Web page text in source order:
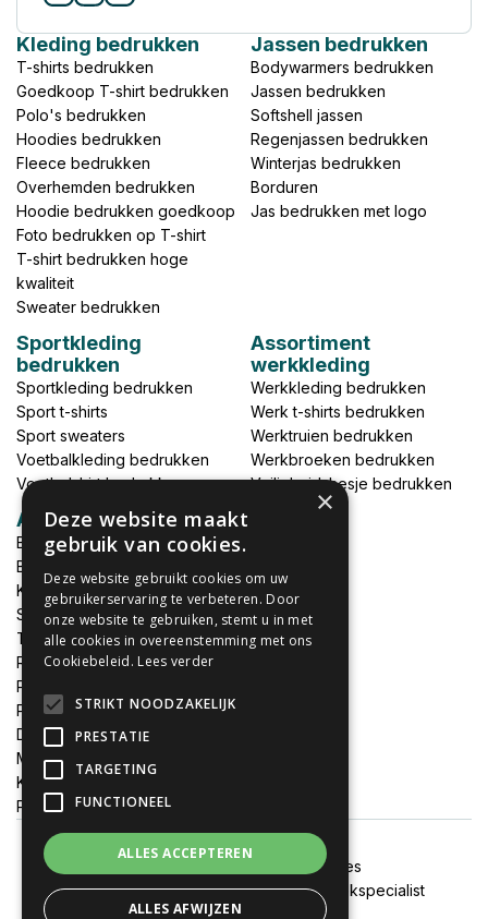
Kleding bedrukken
T-shirts bedrukken
Goedkoop T-shirt bedrukken
Polo's bedrukken
Hoodies bedrukken
Fleece bedrukken
Overhemden bedrukken
Hoodie bedrukken goedkoop
Foto bedrukken op T-shirt
T-shirt bedrukken hoge
kwaliteit
Sweater bedrukken
Jassen bedrukken
Bodywarmers bedrukken
Jassen bedrukken
Softshell jassen
Regenjassen bedrukken
Winterjas bedrukken
Borduren
Jas bedrukken met logo
Sportkleding
bedrukken
Sportkleding bedrukken
Sport t-shirts
Sport sweaters
Voetbalkleding bedrukken
Voetbalshirt bedrukken
Assortiment
werkkleding
Werkkleding bedrukken
Werk t-shirts bedrukken
Werktruien bedrukken
Werkbroeken bedrukken
Veiligheidshesje bedrukken
Accessoires
Babykleding bedrukken
Broek bedrukken
Kapmantels bedrukken
Schort bedrukken
Tas bedrukken
Relatieschenken
Petten bedrukken
Petten borduren
DTF print per meter
MEGADEALS
Keukenschort bedrukken
Promotiemateriaal bedrukken
Cookies
Onze websites:FixJeSticker|Spandoekspecialist
Alle prijzen zijn inclusief btw
×
Deze website maakt
gebruik van cookies.
Deze website gebruikt cookies om uw
gebruikerservaring te verbeteren. Door
onze website te gebruiken, stemt u in met
alle cookies in overeenstemming met ons
Cookiebeleid. Lees verder
STRIKT NOODZAKELIJK
PRESTATIE
TARGETING
FUNCTIONEEL
ALLES ACCEPTEREN
ALLES AFWIJZEN